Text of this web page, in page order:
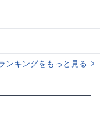
ンキングをもっと見る